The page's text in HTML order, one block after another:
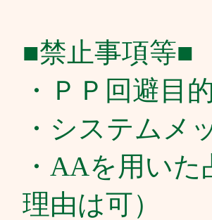
■禁止事項等■
・ＰＰ回避目
・システムメ
・AAを用い
理由は可）